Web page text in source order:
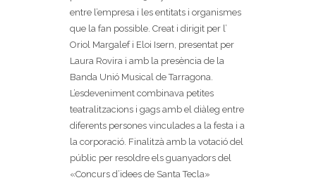
entre l’empresa i les entitats i organismes
que la fan possible. Creat i dirigit per l’
Oriol Margalef i Eloi Isern, presentat per
Laura Rovira i amb la presència de la
Banda Unió Musical de Tarragona.
L’esdeveniment combinava petites
teatralitzacions i gags amb el diàleg entre
diferents persones vinculades a la festa i a
la corporació. Finalitzà amb la votació del
públic per resoldre els guanyadors del
«Concurs d’idees de Santa Tecla»